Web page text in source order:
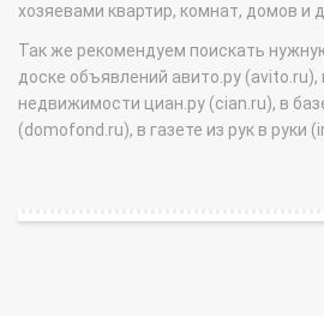
хозяевами квартир, комнат, домов и
Так же рекомендуем поискать
доске объявлений авито.ру (avito.ru),
недвижимости циан.ру (cian.ru), в
(domofond.ru), в газете из рук в руки